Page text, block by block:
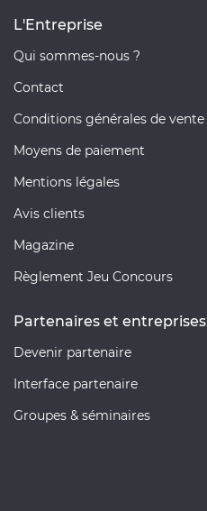
L'Entreprise
Qui sommes-nous ?
Contact
Conditions générales de vente
Moyens de paiement
Mentions légales
Avis clients
Magazine
Règlement Jeu Concours
Partenaires et entreprises
Devenir partenaire
Interface partenaire
Groupes & séminaires